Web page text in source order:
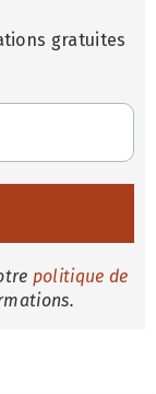
gratuites
politique de